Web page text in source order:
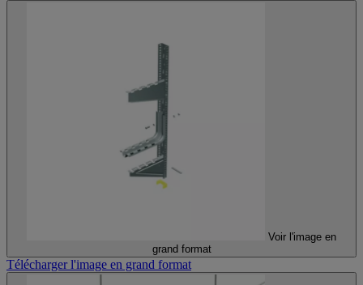
Voir l'image en
grand format
Télécharger l'image en grand format